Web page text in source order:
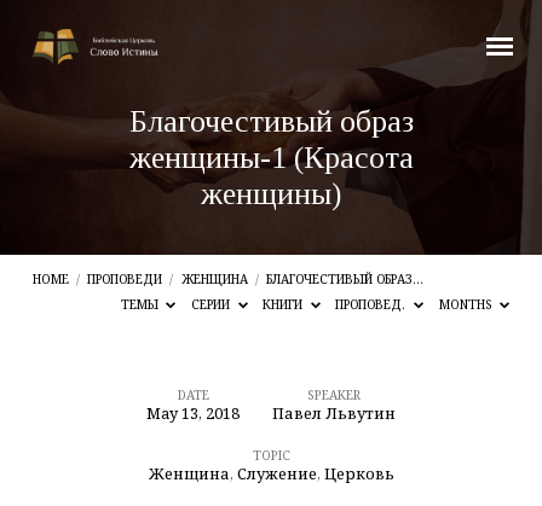
Благочестивый образ
женщины-1 (Красота
женщины)
HOME / ПРОПОВЕДИ / ЖЕНЩИНА / БЛАГОЧЕСТИВЫЙ ОБРАЗ…
ТЕМЫ
СЕРИИ КНИГИ ПРОПОВЕД. MONTHS
Благочестивый
DATE
May 13, 2018
SPEAKER
Павел Львутин
TOPIC
Женщина, Служение, Церковь